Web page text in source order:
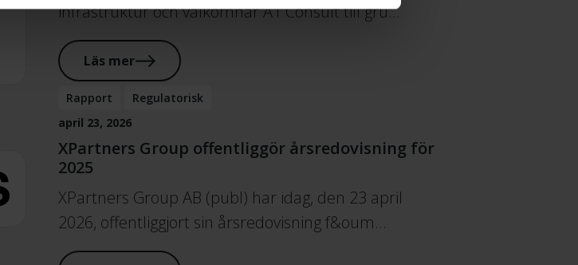
infrastruktur och välkomnar A1 Consult till gru…
Läs mer
Rapport
Regulatorisk
april 23, 2026
XPartners Group offentliggör årsredovisning för
2025
XPartners Group AB (publ) har idag, den 23 april
2026, offentliggjort sin årsredovisning f&oum…